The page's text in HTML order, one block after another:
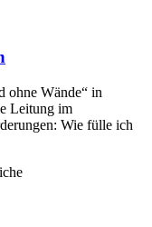
ohne Wände“ in
Leitung im
Wie fülle ich